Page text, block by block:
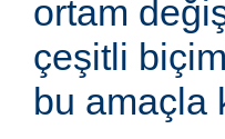
ortam
çeşitli
bu amaçla